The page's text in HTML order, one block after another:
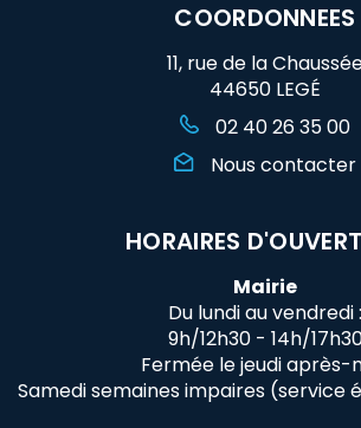
COORDONNEES
11, rue de la
44650 LEGÉ
02 40 26 35 00
Nous contacter
HORAIRES
Mairie
Du lundi au vendredi :
9h/12h30 - 14h/
Fermée le jeudi après-
Samedi semaines impaires (service